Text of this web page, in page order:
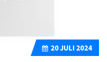
20JULI 2024